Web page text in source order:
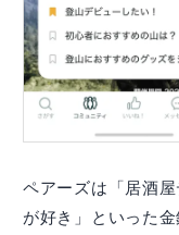
ペアーズは「居酒
が好き」といった